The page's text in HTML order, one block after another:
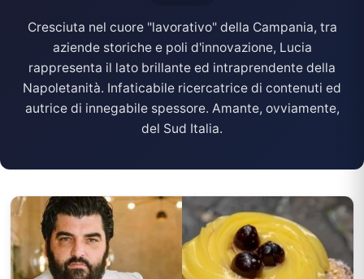
Cresciuta nel cuore "lavorativo" della Campania, tra
aziende storiche e poli d'innovazione, Lucia
rappresenta il lato brillante ed intraprendente della
Napoletanità. Infaticabile ricercatrice di contenuti ed
autrice di innegabile spessore. Amante, ovviamente,
del Sud Italia.